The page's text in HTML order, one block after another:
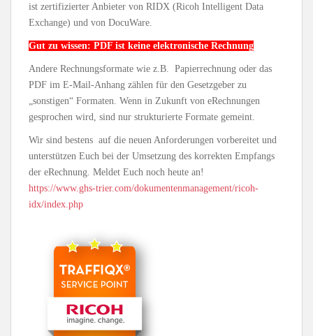
ist zertifizierter Anbieter von RIDX (Ricoh Intelligent Data
Exchange) und von DocuWare.
Gut zu wissen: PDF ist keine elektronische Rechnung
Andere Rechnungsformate wie z.B. Papierrechnung oder das
PDF im E-Mail-Anhang zählen für den Gesetzgeber zu
„sonstigen“ Formaten. Wenn in Zukunft von eRechnungen
gesprochen wird, sind nur strukturierte Formate gemeint.
Wir sind bestens auf die neuen Anforderungen vorbereitet und
unterstützen Euch bei der Umsetzung des korrekten Empfangs
der eRechnung. Meldet Euch noch heute an!
https://www.ghs-trier.com/dokumentenmanagement/ricoh-
idx/index.php